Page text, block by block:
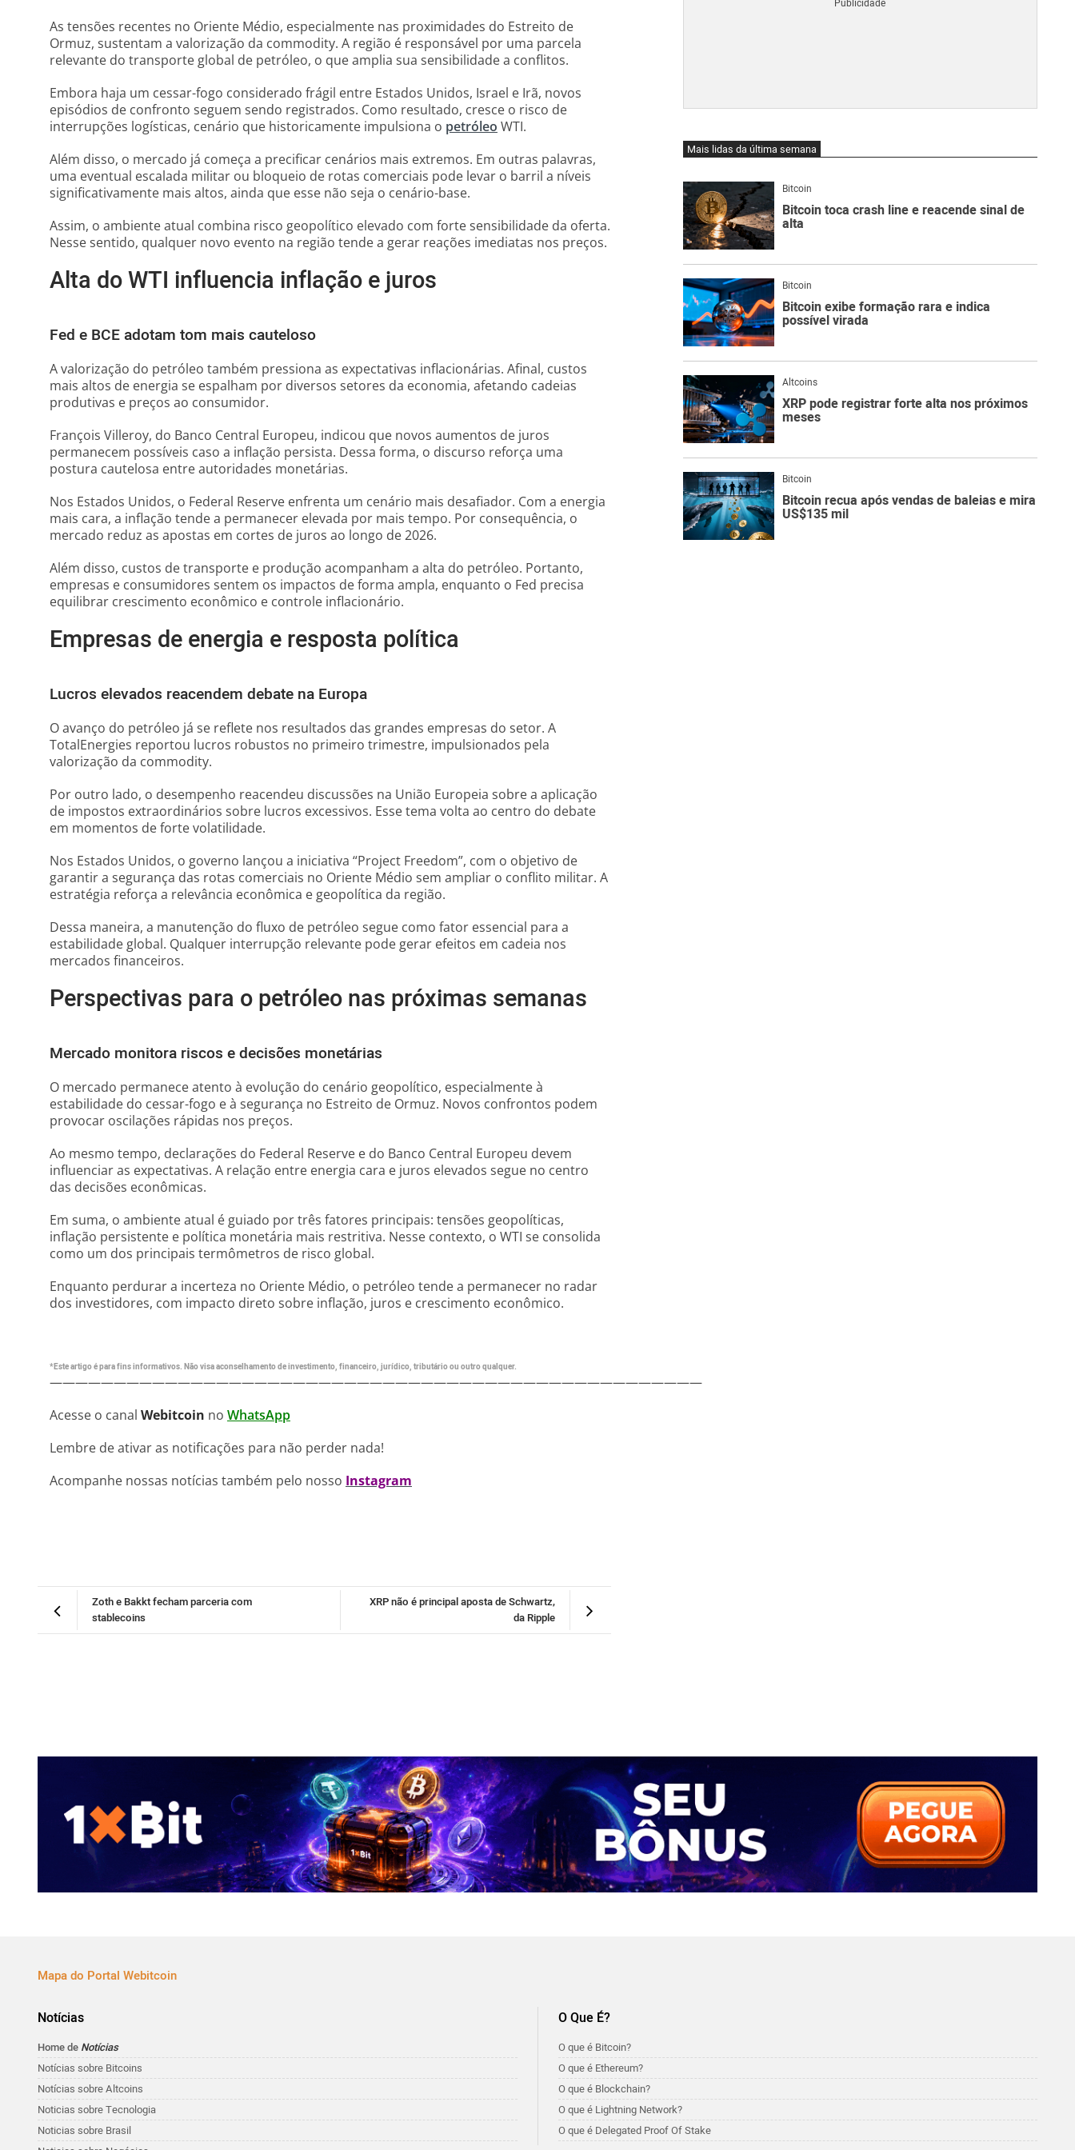
As tensões recentes no Oriente Médio, especialmente nas proximidades do Estreito de
Ormuz, sustentam a valorização da commodity. A região é responsável por uma parcela
relevante do transporte global de petróleo, o que amplia sua sensibilidade a conflitos.
Embora haja um cessar-fogo considerado frágil entre Estados Unidos, Israel e Irã, novos
episódios de confronto seguem sendo registrados. Como resultado, cresce o risco de
interrupções logísticas, cenário que historicamente impulsiona o petróleo WTI.
Além disso, o mercado já começa a precificar cenários mais extremos. Em outras palavras,
uma eventual escalada militar ou bloqueio de rotas comerciais pode levar o barril a níveis
significativamente mais altos, ainda que esse não seja o cenário-base.
Assim, o ambiente atual combina risco geopolítico elevado com forte sensibilidade da oferta.
Nesse sentido, qualquer novo evento na região tende a gerar reações imediatas nos preços.
Alta do WTI influencia inflação e juros
Fed e BCE adotam tom mais cauteloso
A valorização do petróleo também pressiona as expectativas inflacionárias. Afinal, custos
mais altos de energia se espalham por diversos setores da economia, afetando cadeias
produtivas e preços ao consumidor.
François Villeroy, do Banco Central Europeu, indicou que novos aumentos de juros
permanecem possíveis caso a inflação persista. Dessa forma, o discurso reforça uma
postura cautelosa entre autoridades monetárias.
Nos Estados Unidos, o Federal Reserve enfrenta um cenário mais desafiador. Com a energia
mais cara, a inflação tende a permanecer elevada por mais tempo. Por consequência, o
mercado reduz as apostas em cortes de juros ao longo de 2026.
Além disso, custos de transporte e produção acompanham a alta do petróleo. Portanto,
empresas e consumidores sentem os impactos de forma ampla, enquanto o Fed precisa
equilibrar crescimento econômico e controle inflacionário.
Empresas de energia e resposta política
Lucros elevados reacendem debate na Europa
O avanço do petróleo já se reflete nos resultados das grandes empresas do setor. A
TotalEnergies reportou lucros robustos no primeiro trimestre, impulsionados pela
valorização da commodity.
Por outro lado, o desempenho reacendeu discussões na União Europeia sobre a aplicação
de impostos extraordinários sobre lucros excessivos. Esse tema volta ao centro do debate
em momentos de forte volatilidade.
Nos Estados Unidos, o governo lançou a iniciativa “Project Freedom”, com o objetivo de
garantir a segurança das rotas comerciais no Oriente Médio sem ampliar o conflito militar. A
estratégia reforça a relevância econômica e geopolítica da região.
Dessa maneira, a manutenção do fluxo de petróleo segue como fator essencial para a
estabilidade global. Qualquer interrupção relevante pode gerar efeitos em cadeia nos
mercados financeiros.
Perspectivas para o petróleo nas próximas semanas
Mercado monitora riscos e decisões monetárias
O mercado permanece atento à evolução do cenário geopolítico, especialmente à
estabilidade do cessar-fogo e à segurança no Estreito de Ormuz. Novos confrontos podem
provocar oscilações rápidas nos preços.
Ao mesmo tempo, declarações do Federal Reserve e do Banco Central Europeu devem
influenciar as expectativas. A relação entre energia cara e juros elevados segue no centro
das decisões econômicas.
Em suma, o ambiente atual é guiado por três fatores principais: tensões geopolíticas,
inflação persistente e política monetária mais restritiva. Nesse contexto, o WTI se consolida
como um dos principais termômetros de risco global.
Enquanto perdurar a incerteza no Oriente Médio, o petróleo tende a permanecer no radar
dos investidores, com impacto direto sobre inflação, juros e crescimento econômico.
*Este artigo é para fins informativos. Não visa aconselhamento de investimento, financeiro, jurídico, tributário ou outro qualquer.
———————————————————————————————————————————————————
Acesse o canal Webitcoin no WhatsApp
Lembre de ativar as notificações para não perder nada!
Acompanhe nossas notícias também pelo nosso Instagram
XRP não é principal aposta de Schwartz,
da Ripple
Zoth e Bakkt fecham parceria com
stablecoins
Mais lidas da última semana
Bitcoin
Bitcoin toca crash line e reacende sinal de
alta
Bitcoin
Bitcoin exibe formação rara e indica
possível virada
Altcoins
XRP pode registrar forte alta nos próximos
meses
Bitcoin
Bitcoin recua após vendas de baleias e mira
US$135 mil
Mapa do Portal Webitcoin
Notícias
Home de Notícias
Notícias sobre Bitcoins
Notícias sobre Altcoins
Noticias sobre Tecnologia
Noticias sobre Brasil
O Que É?
O que é Bitcoin?
O que é Ethereum?
O que é Blockchain?
O que é Lightning Network?
O que é Delegated Proof Of Stake